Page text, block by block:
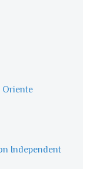
Oriente
Independent